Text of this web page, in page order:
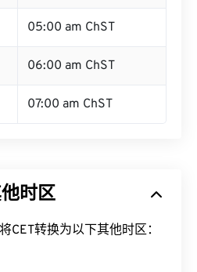
05:00 am ChST
06:00 am ChST
07:00 am ChST
时区
CET转换为以下其他时区：